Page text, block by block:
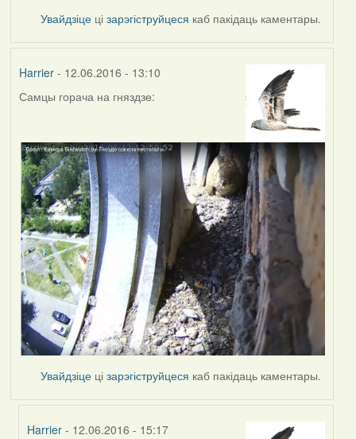
Увайдзіце цізарэгіструйцеся каб пакідаць каментары.
Harrier- 12.06.2016 - 13:10
Самцы горача на гняздзе:
Увайдзіце цізарэгіструйцеся каб пакідаць каментары.
Harrier - 12.06.2016 - 15:17